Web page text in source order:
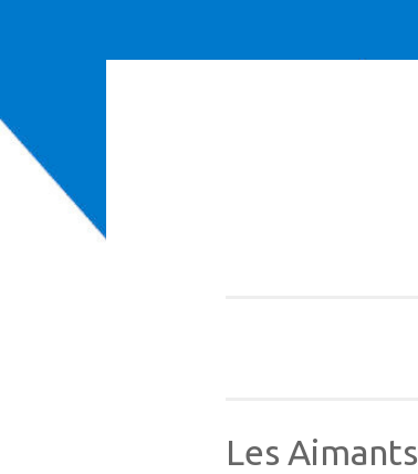
Les Aimants